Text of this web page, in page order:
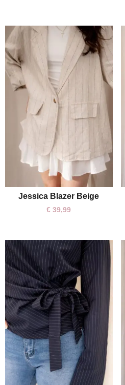
One size
Jessica Blazer Beige
€ 39,99